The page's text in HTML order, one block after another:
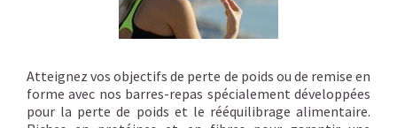
Atteignez vos objectifs de perte de poids ou de remise en
forme avec nos barres-repas spécialement développées
pour la perte de poids et le rééquilibrage alimentaire.